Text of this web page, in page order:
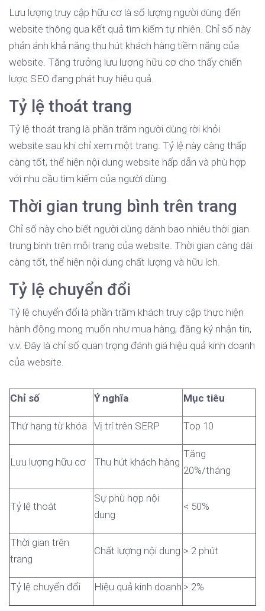
Lưu lượng truy cập hữu cơ là số lượng người dùng đến
website thông qua kết quả tìm kiếm tự nhiên. Chỉ số này
phản ánh khả năng thu hút khách hàng tiềm năng của
website. Tăng trưởng lưu lượng hữu cơ cho thấy chiến
lược SEO đang phát huy hiệu quả.
Tỷ lệ thoát trang
Tỷ lệ thoát trang là phần trăm người dùng rời khỏi
website sau khi chỉ xem một trang. Tỷ lệ này càng thấp
càng tốt, thể hiện nội dung website hấp dẫn và phù hợp
với nhu cầu tìm kiếm của người dùng.
Thời gian trung bình trên trang
Chỉ số này cho biết người dùng dành bao nhiêu thời gian
trung bình trên mỗi trang của website. Thời gian càng dài
càng tốt, thể hiện nội dung chất lượng và hữu ích.
Tỷ lệ chuyển đổi
Tỷ lệ chuyển đổi là phần trăm khách truy cập thực hiện
hành động mong muốn như mua hàng, đăng ký nhận tin,
v.v. Đây là chỉ số quan trọng đánh giá hiệu quả kinh doanh
của website.
Chỉ số Ý nghĩa Mục tiêu
Thứ hạng từ khóa Vị trí trên SERP Top 10
Lưu lượng hữu cơ Thu hút khách hàng
Tăng
20%/tháng
Tỷ lệ thoát
Sự phù hợp nội
dung
< 50%
Thời gian trên
trang
Chất lượng nội dung > 2 phút
Tỷ lệ chuyển đổi Hiệu quả kinh doanh > 2%